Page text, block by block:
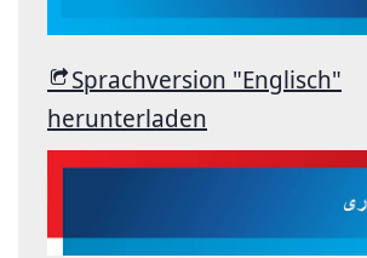
Sprachversion "Englisch"
herunterladen